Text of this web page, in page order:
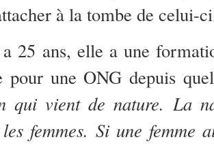
à la tombe de celui-
25 ans, elle a une
pour une ONG depuis
qui vient de nature. La
femmes. Si une femme